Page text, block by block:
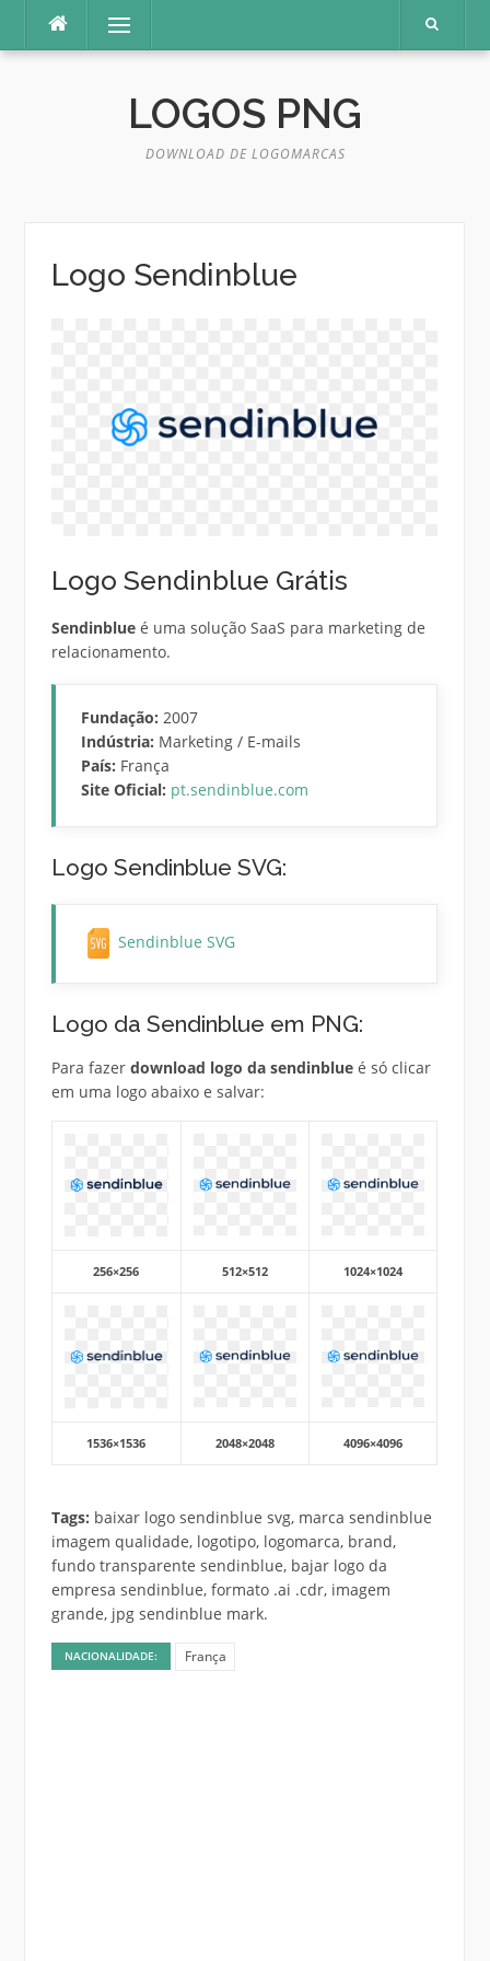
o
Menu
LOGOS PNG
DOWNLOAD DE LOGOMARCAS
Logo Sendinblue
Logo Sendinblue Grátis
Sendinblueé uma solução SaaS para marketing de
relacionamento.
Fundação: 2007
Indústria: Marketing / E-mails
País: França
Site Oficial: pt.sendinblue.com
Logo Sendinblue SVG:
Sendinblue SVG
Logo da Sendinblue em PNG:
Para fazer download logo da sendinblueé só clicar
em uma logo abaixo e salvar:
256×256 512×512 1024×1024
1536×1536 2048×2048 4096×4096
Tags: baixar logo sendinblue svg, marca sendinblue
imagem qualidade, logotipo, logomarca, brand,
fundo transparente sendinblue, bajar logo da
empresa sendinblue, formato .ai .cdr, imagem
grande, jpg sendinblue mark.
NACIONALIDADE: França